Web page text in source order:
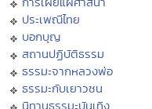
ประเพณีไทย
บอกบุญ
สถานปฏิบัติธรรม
ธรรมะจากหลวงพ่อ
ธรรมะกับเยาวชน